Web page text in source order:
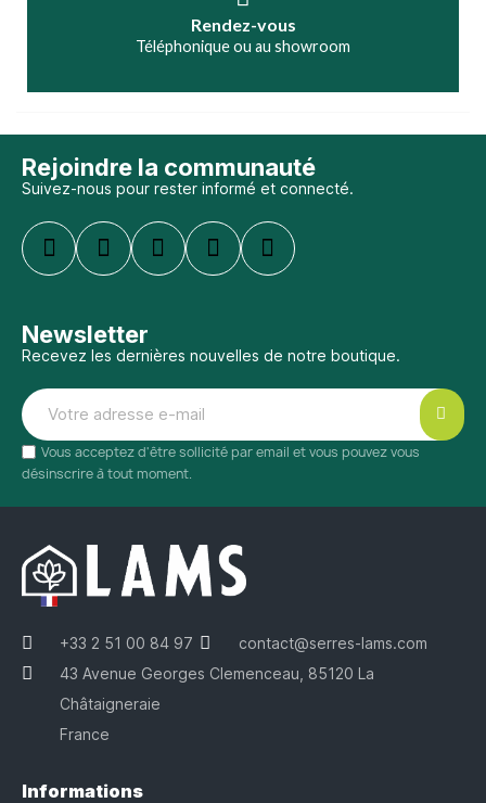
Rendez-vous
Téléphonique ou au showroom
Rejoindre la communauté
Suivez-nous pour rester informé et connecté.
Newsletter
Recevez les dernières nouvelles de notre boutique.
Vous acceptez d'être sollicité par email et vous pouvez vous
désinscrire à tout moment.
+33 2 51 00 84 97
contact@serres-lams.com
43 Avenue Georges Clemenceau, 85120 La
Châtaigneraie
France
Informations